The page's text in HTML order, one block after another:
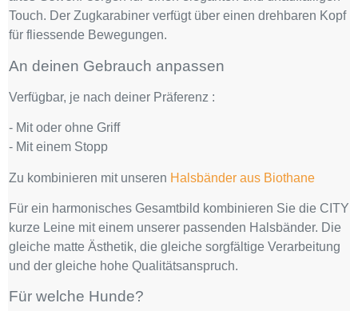
Touch. Der Zugkarabiner verfügt über einen drehbaren Kopf
für fliessende Bewegungen.
An deinen Gebrauch anpassen
Verfügbar, je nach deiner Präferenz :
- Mit oder ohne Griff
- Mit einem Stopp
Zu kombinieren mit unseren Halsbänder aus Biothane
Für ein harmonisches Gesamtbild kombinieren Sie die CITY
kurze Leine mit einem unserer passenden Halsbänder. Die
gleiche matte Ästhetik, die gleiche sorgfältige Verarbeitung
und der gleiche hohe Qualitätsanspruch.
Für welche Hunde?